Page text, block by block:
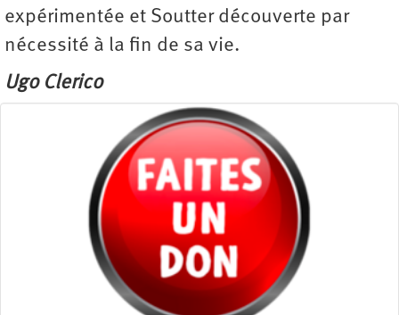
expérimentée et Soutter découverte par
nécessité à la fin de sa vie.
Ugo Clerico